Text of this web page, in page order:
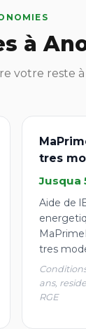
à
votre reste
tres
Jusqua
Aide de
tres
ans,
RGE